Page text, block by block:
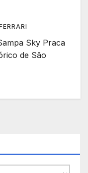
Sky Praca
de São